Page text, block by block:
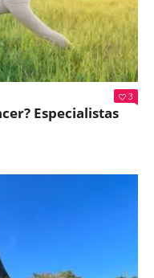
3
Especialistas